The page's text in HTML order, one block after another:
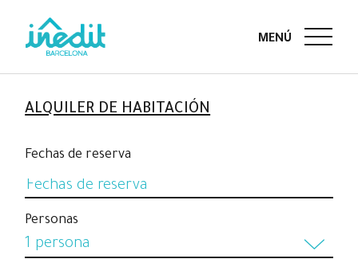
ALQUILER DE HABITACIÓN
Fechas de reserva
Personas
1 persona